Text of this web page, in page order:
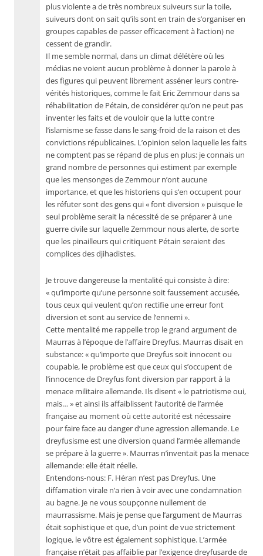
plus violente a de très nombreux suiveurs sur la toile,
suiveurs dont on sait qu’ils sont en train de s’organiser en
groupes capables de passer efficacement à l’action) ne
cessent de grandir.
Il me semble normal, dans un climat délétère où les
médias ne voient aucun problème à donner la parole à
des figures qui peuvent librement asséner leurs contre-
vérités historiques, comme le fait Eric Zemmour dans sa
réhabilitation de Pétain, de considérer qu’on ne peut pas
inventer les faits et de vouloir que la lutte contre
l’islamisme se fasse dans le sang-froid de la raison et des
convictions républicaines. L’opinion selon laquelle les faits
ne comptent pas se répand de plus en plus: je connais un
grand nombre de personnes qui estiment par exemple
que les mensonges de Zemmour n’ont aucune
importance, et que les historiens qui s’en occupent pour
les réfuter sont des gens qui « font diversion » puisque le
seul problème serait la nécessité de se préparer à une
guerre civile sur laquelle Zemmour nous alerte, de sorte
que les pinailleurs qui critiquent Pétain seraient des
complices des djihadistes.
Je trouve dangereuse la mentalité qui consiste à dire:
« qu’importe qu’une personne soit faussement accusée,
tous ceux qui veulent qu’on rectifie une erreur font
diversion et sont au service de l’ennemi ».
Cette mentalité me rappelle trop le grand argument de
Maurras à l’époque de l’affaire Dreyfus. Maurras disait en
substance: « qu’importe que Dreyfus soit innocent ou
coupable, le problème est que ceux qui s’occupent de
l’innocence de Dreyfus font diversion par rapport à la
menace militaire allemande. Ils disent « le patriotisme oui,
mais… » et ainsi ils affaiblissent l’autorité de l’armée
française au moment où cette autorité est nécessaire
pour faire face au danger d’une agression allemande. Le
dreyfusisme est une diversion quand l’armée allemande
se prépare à la guerre ». Maurras n’inventait pas la menace
allemande: elle était réelle.
Entendons-nous: F. Héran n’est pas Dreyfus. Une
diffamation virale n’a rien à voir avec une condamnation
au bagne. Je ne vous soupçonne nullement de
maurrassisme. Mais je pense que l’argument de Maurras
était sophistique et que, d’un point de vue strictement
logique, le vôtre est également sophistique. L’armée
française n’était pas affaiblie par l’exigence dreyfusarde de